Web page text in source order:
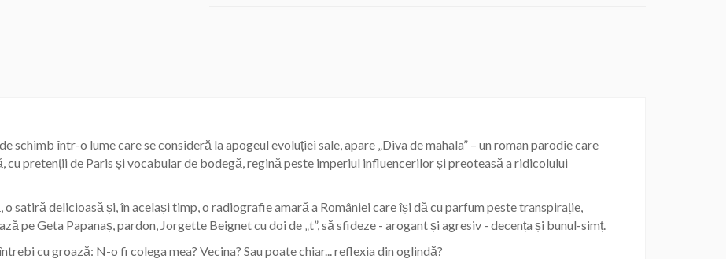
schimb într-o lume care se consideră la apogeul evoluției sale, apare „Diva de mahala” – un roman parodie care
pretenții de Paris și vocabular de bodegă, regină peste imperiul influencerilor și preoteasă a ridicolului
o satiră delicioasă și, în același timp, o radiografie amară a României care își dă cu parfum peste transpirație,
pe Geta Papanaș, pardon, Jorgette Beignet cu doi de „t”, să sfideze - arogant și agresiv - decența și bunul-simț.
cu groază: N-o fi colega mea? Vecina? Sau poate chiar... reflexia din oglindă?